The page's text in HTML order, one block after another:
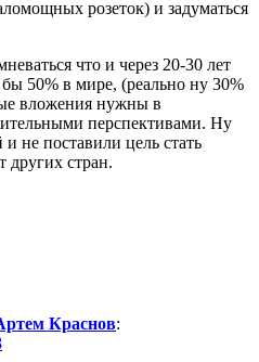
розеток) и задуматься
что и через 20-30 лет
бы 50% в мире, (реально ну 30%
вложения нужны в
перспективами. Ну
не поставили цель стать
других стран.
Краснов: